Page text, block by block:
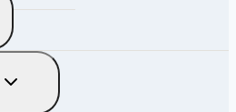
ALTERNA
MENU